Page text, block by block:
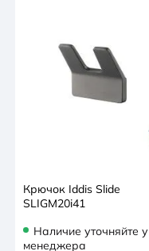
Крючок Iddis Slide
SLIGM20i41
Наличие уточняйте у
менеджера